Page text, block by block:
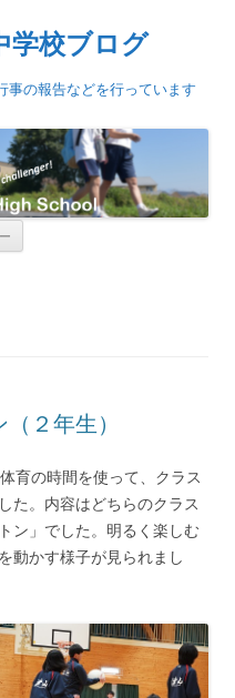
学校ブログ
事の報告などを行っています
２年生）
育の時間を使って、クラス
た。内容はどちらのクラス
ン」でした。明るく楽しむ
動かす様子が見られまし